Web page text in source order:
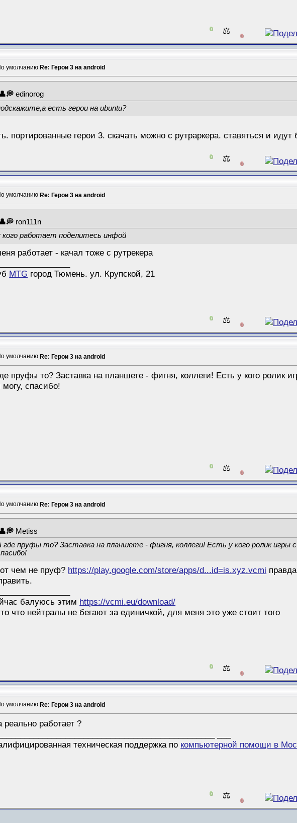
0 ⚖️ 0
Re: Герои 3 на android
edinorog
есть герои на ubuntu?
портированные герои 3. скачать можно с рутраркера. ставяться и идут
0 ⚖️ 0
Re: Герои 3 на android
ron111n
кого работает поделитесь инфой
работает - качал тоже с рутрекера
MTG город Тюмень. ул. Крупской, 21
0 ⚖️ 0
Re: Герои 3 на android
пруфы то? Заставка на планшете - фигня, коллеги! Есть у кого
могу, спасибо!
0 ⚖️ 0
Re: Герои 3 на android
Metiss
где пруфы то? Заставка на планшете - фигня, коллеги! Есть у кого ролик игры
чем не пруф? https://play.google.com/store/apps/d...id=is.xyz.vcmi
балуюсь этим https://vcmi.eu/download/
что нейтралы не бегают за единичкой, для меня это уже стоит того
0 ⚖️ 0
Re: Герои 3 на android
реально работает ?
техническая поддержка по компьютерной помощи в
0 ⚖️ 0